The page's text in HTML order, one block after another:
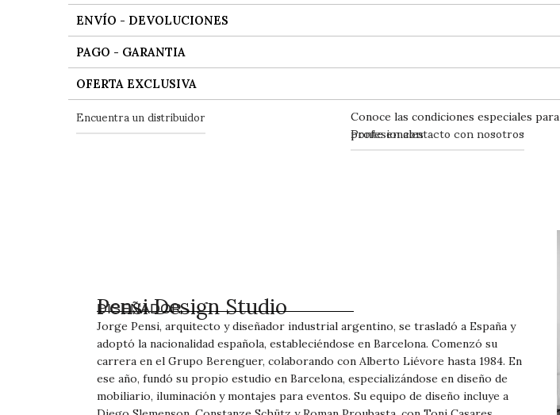
ENVÍO - DEVOLUCIONES
PAGO - GARANTIA
OFERTA EXCLUSIVA
Encuentra un distribuidor
Conoce las condiciones especiales para
profesionales
Ponte en contacto con nosotros
Pensi Design Studio
DISEÑADOR
Jorge Pensi, arquitecto y diseñador industrial argentino, se trasladó a España y
adoptó la nacionalidad española, estableciéndose en Barcelona. Comenzó su
carrera en el Grupo Berenguer, colaborando con Alberto Liévore hasta 1984. En
ese año, fundó su propio estudio en Barcelona, especializándose en diseño de
mobiliario, iluminación y montajes para eventos. Su equipo de diseño incluye a